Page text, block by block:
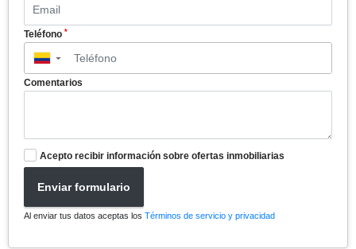
Teléfono *
▼
Comentarios
Acepto recibir información sobre ofertas inmobiliarias
Enviar formulario
Al enviar tus datos aceptas los Términos de servicio y privacidad